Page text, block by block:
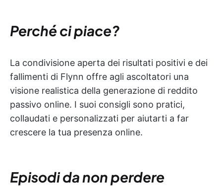
Perché ci piace?
La condivisione aperta dei risultati positivi e dei
fallimenti di Flynn offre agli ascoltatori una
visione realistica della generazione di reddito
passivo online. I suoi consigli sono pratici,
collaudati e personalizzati per aiutarti a far
crescere la tua presenza online.
Episodi da non perdere